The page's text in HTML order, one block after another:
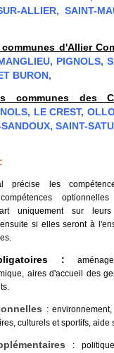
ALLIER, SAINT-
d'Allier
PIGNOLS,
BURON,
communes des
LE CREST,
SAINT-
:
précise les
uniquement sur leurs
si elles seront à
:
aires d'accueil des
:
culturels et sportifs, aide
: